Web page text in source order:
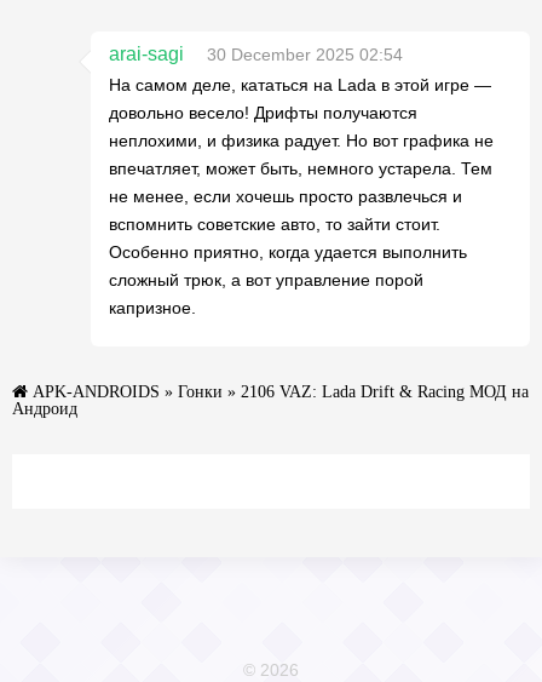
arai-sagi
30 December 2025 02:54
На самом деле, кататься на Lada в этой игре —
довольно весело! Дрифты получаются
неплохими, и физика радует. Но вот графика не
впечатляет, может быть, немного устарела. Тем
не менее, если хочешь просто развлечься и
вспомнить советские авто, то зайти стоит.
Особенно приятно, когда удается выполнить
сложный трюк, а вот управление порой
капризное.
APK-ANDROIDS » Гонки » 2106 VAZ: Lada Drift & Racing МОД на
Андроид
© 2026